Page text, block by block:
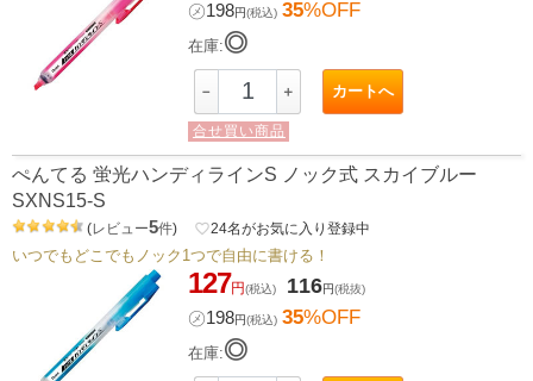
㋱198円(税込) 35%OFF
在庫:◎
－ ＋ カートへ
合せ買い商品
ぺんてる 蛍光ハンディラインS ノック式 スカイブルー
SXNS15-S
(レビュー5件) favorite_border24名がお気に入り登録中
いつでもどこでもノック1つで自由に書ける！
127円(税込) 116円(税抜)
㋱198円(税込) 35%OFF
在庫:◎